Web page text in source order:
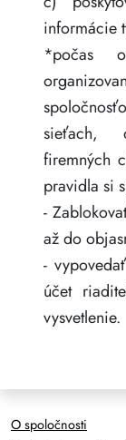
informácie
*počas
sieťach,
firemných
pravidla si
-
až do
-
účet
vysvetlenie.
O spoločnosti